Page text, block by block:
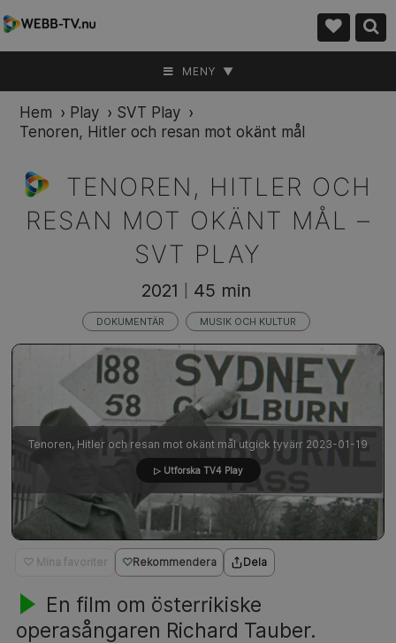
MENY ▼
Hem › Play › SVT Play ›
Tenoren, Hitler och resan mot okänt mål
TENOREN, HITLER OCH
RESAN MOT OKÄNT MÅL –
SVT PLAY
♡ Mina favoriter Rekommendera Dela
En film om österrikiske
operasångaren Richard Tauber.
Tenoren, Hitler och resan mot okänt mål utgick tyvärr 2023-01-19
▷ Utforska TV4 Play
2021 45 min
DOKUMENTÄR MUSIK OCH KULTUR